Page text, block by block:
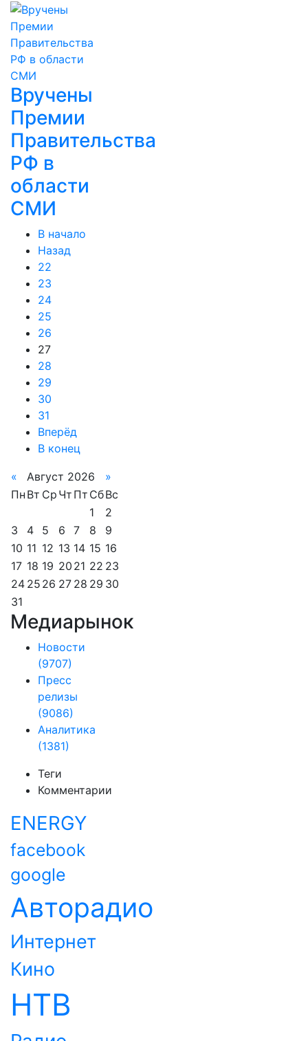
Вручены
Премии
Правительства
РФ в
области
СМИ
В начало
Назад
22
23
24
25
26
27
28
29
30
31
Вперёд
В конец
« Август 2026
»
Пн Вт Ср Чт Пт СбВс
1
2
3
4 5 6 7 8
9
10 11 12 13 14 15 16
17 18 19 20 21 22 23
24 25 26 27 28 29 30
31
Медиарынок
Новости
(9707)
Пресс
релизы
(9086)
Аналитика
(1381)
Теги
Комментарии
ENERGY
facebook
google
Авторадио
Интернет
Кино
НТВ